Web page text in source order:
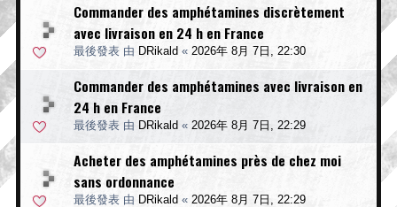
Commander des amphétamines discrètement
avec livraison en 24 h en France
最後發表 由 DRikald « 2026年 8月 7日, 22:30
Commander des amphétamines avec livraison en
24 h en France
最後發表 由 DRikald « 2026年 8月 7日, 22:29
Acheter des amphétamines près de chez moi
sans ordonnance
最後發表 由 DRikald « 2026年 8月 7日, 22:29